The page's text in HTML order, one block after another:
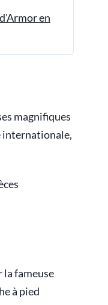
en
magnifiques
internationale,
la fameuse
à pied